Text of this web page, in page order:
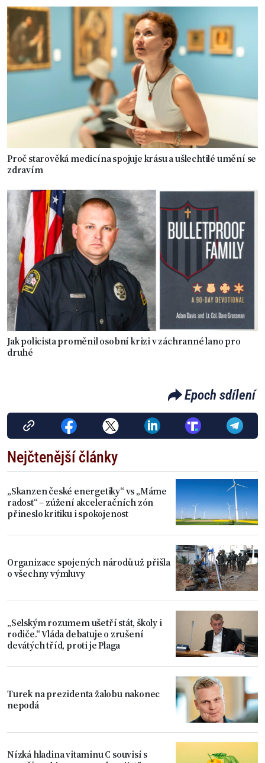
Proč starověká medicína spojuje krásu a ušlechtilé umění se
zdravím
Jak policista proměnil osobní krizi v záchranné lano pro
druhé
Epoch sdílení
Nejčtenější články
„Skanzen české energetiky“ vs „Máme
radost“ – zúžení akceleračních zón
přineslo kritiku i spokojenost
Organizace spojených národů už přišla
o všechny výmluvy
„Selským rozumem ušetří stát, školy i
rodiče.“ Vláda debatuje o zrušení
devátých tříd, proti je Plaga
Turek na prezidenta žalobu nakonec
nepodá
Nízká hladina vitaminu C souvisí s